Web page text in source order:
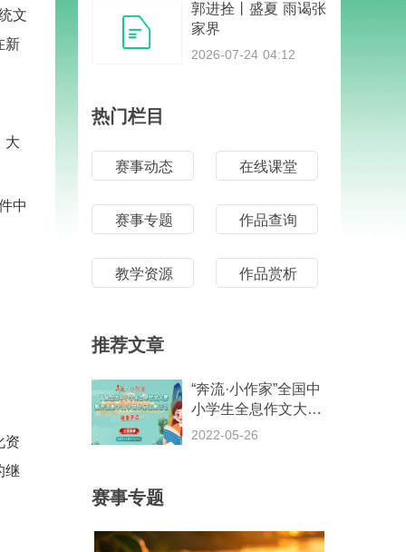
文
新
大
中
资
继
郭进拴丨盛夏 雨谒张
家界
2026-07-24 04:12
热门栏目
赛事动态 在线课堂
赛事专题 作品查询
教学资源 作品赏析
推荐文章
“奔流·小作家”全国中
小学生全息作文大赛
征稿通知
2022-05-26
赛事专题